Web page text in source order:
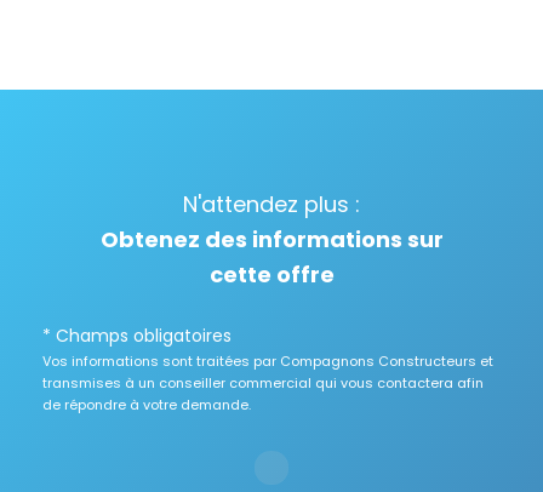
N'attendez plus :
Obtenez des informations sur
cette offre
* Champs obligatoires
Vos informations sont traitées par Compagnons Constructeurs et
transmises à un conseiller commercial qui vous contactera afin
de répondre à votre demande.